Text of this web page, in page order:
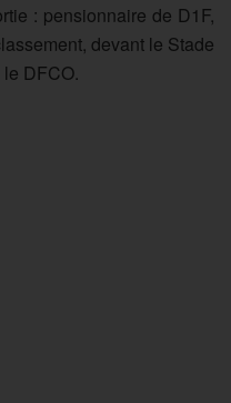
: pensionnaire de D1F,
devant le Stade
DFCO.